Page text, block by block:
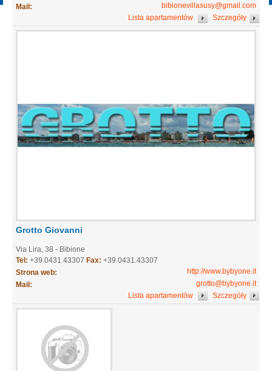
Mail:
bibionevillasusy@gmail.com
Szczegóły
Lista apartamentów
Grotto Giovanni
Via Lira, 38 - Bibione
Tel: +39.0431.43307 Fax: +39.0431.43307
Strona web:
http://www.bybyone.it
Mail:
grotto@bybyone.it
Szczegóły
Lista apartamentów